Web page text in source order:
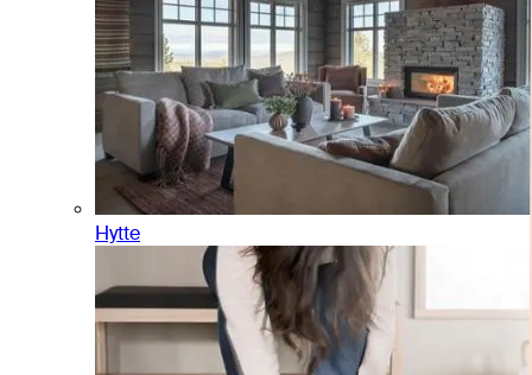
Hytte